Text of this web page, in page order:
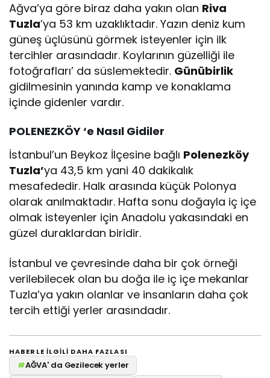
Ağva’ya göre biraz daha yakın olan Riva
Tuzla’ya 53 km uzaklıktadır. Yazın deniz kum
güneş üçlüsünü görmek isteyenler için ilk
tercihler arasındadır. Koylarının güzelliği ile
fotoğrafları’ da süslemektedir. Günübirlik
gidilmesinin yanında kamp ve konaklama
içinde gidenler vardır.
POLENEZKÖY ‘e Nasıl Gidiler
İstanbul’un Beykoz İlçesine bağlı Polenezköy
Tuzla’ya 43,5 km yani 40 dakikalık
mesafededir. Halk arasında küçük Polonya
olarak anılmaktadır. Hafta sonu doğayla iç içe
olmak isteyenler için Anadolu yakasındaki en
güzel duraklardan biridir.
İstanbul ve çevresinde daha bir çok örneği
verilebilecek olan bu doğa ile iç içe mekanlar
Tuzla’ya yakın olanlar ve insanların daha çok
tercih ettiği yerler arasındadır.
HABERLE ILGILI DAHA FAZLASI
#AĞVA' da Gezilecek yerler